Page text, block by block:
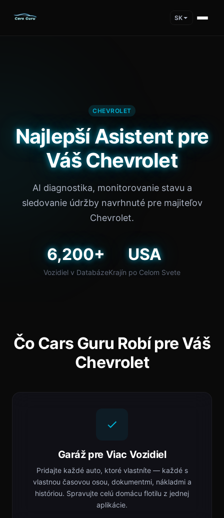
SK
CHEVROLET
Najlepší Asistent pre
Váš Chevrolet
AI diagnostika, monitorovanie stavu a
sledovanie údržby navrhnuté pre majiteľov
Chevrolet.
6,200+
Vozidiel v Databáze
USA
Krajín po Celom Svete
Čo Cars Guru Robí pre Váš
Chevrolet
Garáž pre Viac Vozidiel
Pridajte každé auto, ktoré vlastníte — každé s
vlastnou časovou osou, dokumentmi, nákladmi a
históriou. Spravujte celú domácu flotilu z jednej
aplikácie.